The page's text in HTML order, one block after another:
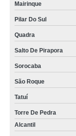
Mairinque
Pilar Do Sul
Quadra
Salto De Pirapora
Sorocaba
São Roque
Tatuí
Torre De Pedra
Alcantil